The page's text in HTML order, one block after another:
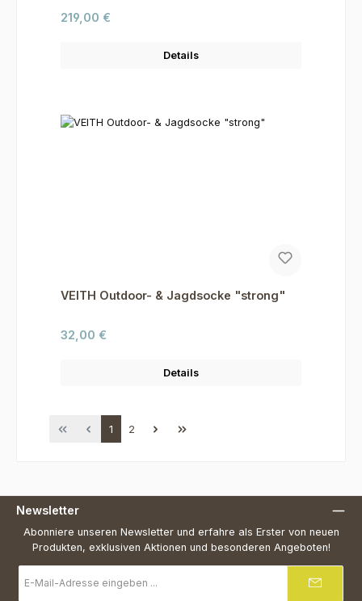
Regulärer Preis:
219,00 €
Details
VEITH Outdoor- & Jagdsocke "strong"
Regulärer Preis:
32,00 €
Details
Seite
1 Seite
2
Newsletter
Abonniere unseren Newsletter und erfahre als Erster von neuen
Produkten, exklusiven Aktionen und besonderen Angeboten!
Mail-
Adresse